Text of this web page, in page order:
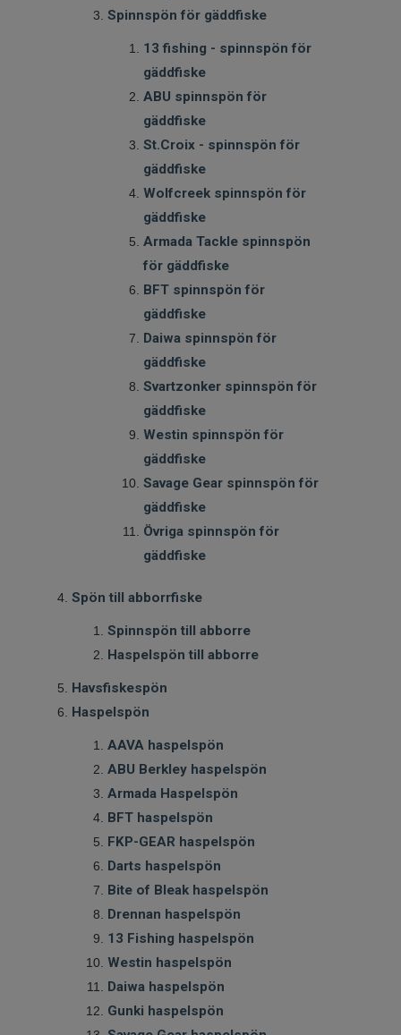
Spinnspön för gäddfiske
13 fishing - spinnspön för
gäddfiske
ABU spinnspön för
gäddfiske
St.Croix - spinnspön för
gäddfiske
Wolfcreek spinnspön för
gäddfiske
Armada Tackle spinnspön
för gäddfiske
BFT spinnspön för
gäddfiske
Daiwa spinnspön för
gäddfiske
Svartzonker spinnspön för
gäddfiske
Westin spinnspön för
gäddfiske
Savage Gear spinnspön för
gäddfiske
Övriga spinnspön för
gäddfiske
Spön till abborrfiske
Spinnspön till abborre
Haspelspön till abborre
Havsfiskespön
Haspelspön
AAVA haspelspön
ABU Berkley haspelspön
Armada Haspelspön
BFT haspelspön
FKP-GEAR haspelspön
Darts haspelspön
Bite of Bleak haspelspön
Drennan haspelspön
13 Fishing haspelspön
Westin haspelspön
Daiwa haspelspön
Gunki haspelspön